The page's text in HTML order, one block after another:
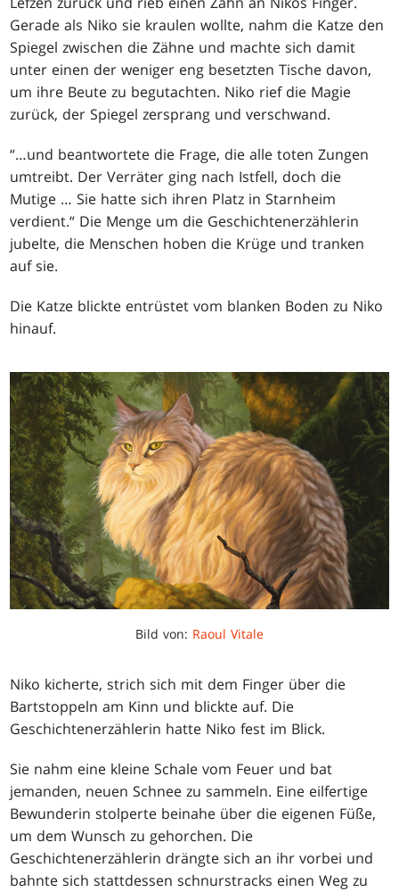
Gerade als Niko sie kraulen wollte, nahm die Katze den
Spiegel zwischen die Zähne und machte sich damit
unter einen der weniger eng besetzten Tische davon,
um ihre Beute zu begutachten. Niko rief die Magie
zurück, der Spiegel zersprang und verschwand.
“…und beantwortete die Frage, die alle toten Zungen
umtreibt. Der Verräter ging nach Istfell, doch die
Mutige … Sie hatte sich ihren Platz in Starnheim
verdient.“ Die Menge um die Geschichtenerzählerin
jubelte, die Menschen hoben die Krüge und tranken
auf sie.
Die Katze blickte entrüstet vom blanken Boden zu Niko
hinauf.
Bild von: Raoul Vitale
Niko kicherte, strich sich mit dem Finger über die
Bartstoppeln am Kinn und blickte auf. Die
Geschichtenerzählerin hatte Niko fest im Blick.
Sie nahm eine kleine Schale vom Feuer und bat
jemanden, neuen Schnee zu sammeln. Eine eilfertige
Bewunderin stolperte beinahe über die eigenen Füße,
um dem Wunsch zu gehorchen. Die
Geschichtenerzählerin drängte sich an ihr vorbei und
bahnte sich stattdessen schnurstracks einen Weg zu